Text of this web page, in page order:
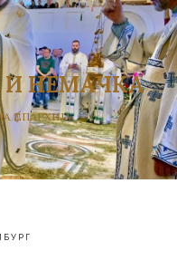
НЕМАЧКА
ЕПАРХИЈА